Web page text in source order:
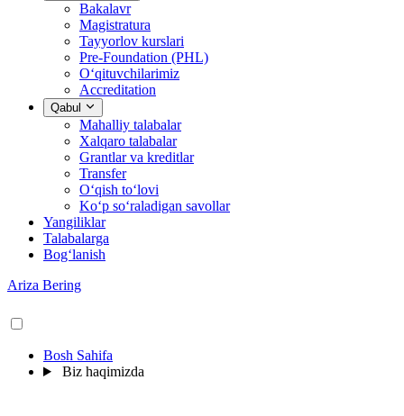
Bakalavr
Magistratura
Tayyorlov kurslari
Pre-Foundation (PHL)
O‘qituvchilarimiz
Accreditation
Qabul
Mahalliy talabalar
Xalqaro talabalar
Grantlar va kreditlar
Transfer
O‘qish to‘lovi
Ko‘p so‘raladigan savollar
Yangiliklar
Talabalarga
Bog‘lanish
Ariza Bering
Bosh Sahifa
Biz haqimizda